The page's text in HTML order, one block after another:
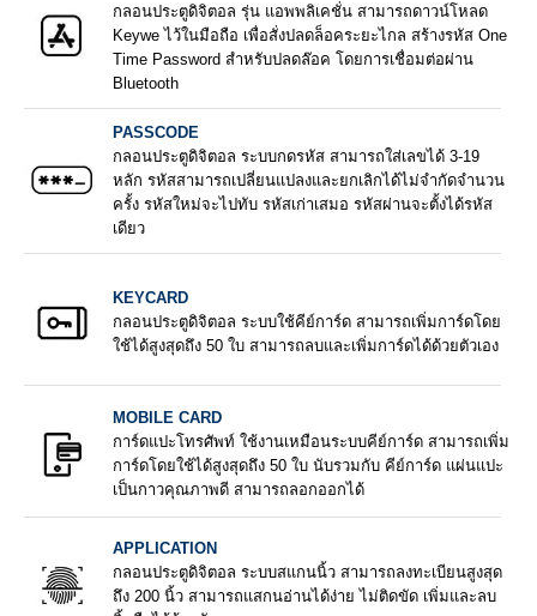
กลอนประตูดิจิตอล รุ่น แอพพลิเคชั่น สามารถดาวน์โหลด
Keywe ไว้ในมือถือ เพื่อสั่งปลดล็อคระยะไกล สร้างรหัส One
Time Password สำหรับปลดล๊อค โดยการเชื่อมต่อผ่าน
Bluetooth
PASSCODE
กลอนประตูดิจิตอล ระบบกดรหัส สามารถใส่เลขได้ 3-19
หลัก รหัสสามารถเปลี่ยนแปลงและยกเลิกได้ไม่จำกัดจำนวน
ครั้ง รหัสใหม่จะไปทับ รหัสเก่าเสมอ รหัสผ่านจะตั้งได้รหัส
เดียว
KEYCARD
กลอนประตูดิจิตอล ระบบใช้คีย์การ์ด สามารถเพิ่มการ์ดโดย
ใช้ได้สูงสุดถึง 50 ใบ สามารถลบและเพิ่มการ์ดได้ด้วยตัวเอง
MOBILE CARD
การ์ดแปะโทรศัพท์ ใช้งานเหมือนระบบคีย์การ์ด สามารถเพิ่ม
การ์ดโดยใช้ได้สูงสุดถึง 50 ใบ นับรวมกับ คีย์การ์ด แผ่นแปะ
เป็นกาวคุณภาพดี สามารถลอกออกได้
APPLICATION
กลอนประตูดิจิตอล ระบบสแกนนิ้ว สามารถลงทะเบียนสูงสุด
ถึง 200 นิ้ว สามารถแสกนอ่านได้ง่าย ไม่ติดขัด เพิ่มและลบ